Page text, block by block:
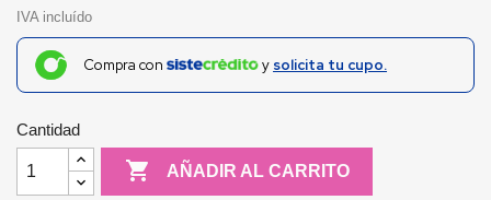
IVA incluído
Compra con y solicita tu cupo.
Cantidad
 AÑADIR AL CARRITO